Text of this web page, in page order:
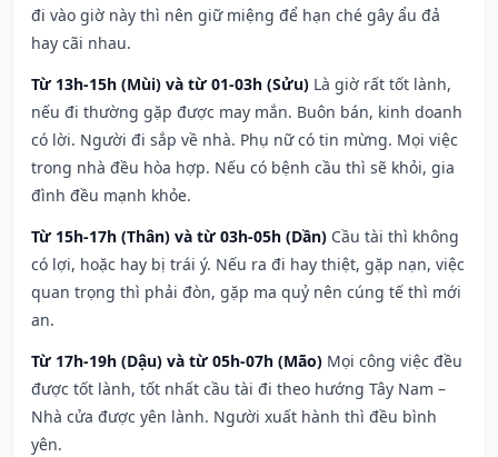
đi vào giờ này thì nên giữ miệng để hạn ché gây ẩu đả
hay cãi nhau.
Từ 13h-15h (Mùi) và từ 01-03h (Sửu) Là giờ rất tốt lành,
nếu đi thường gặp được may mắn. Buôn bán, kinh doanh
có lời. Người đi sắp về nhà. Phụ nữ có tin mừng. Mọi việc
trong nhà đều hòa hợp. Nếu có bệnh cầu thì sẽ khỏi, gia
đình đều mạnh khỏe.
Từ 15h-17h (Thân) và từ 03h-05h (Dần) Cầu tài thì không
có lợi, hoặc hay bị trái ý. Nếu ra đi hay thiệt, gặp nạn, việc
quan trọng thì phải đòn, gặp ma quỷ nên cúng tế thì mới
an.
Từ 17h-19h (Dậu) và từ 05h-07h (Mão) Mọi công việc đều
được tốt lành, tốt nhất cầu tài đi theo hướng Tây Nam –
Nhà cửa được yên lành. Người xuất hành thì đều bình
yên.